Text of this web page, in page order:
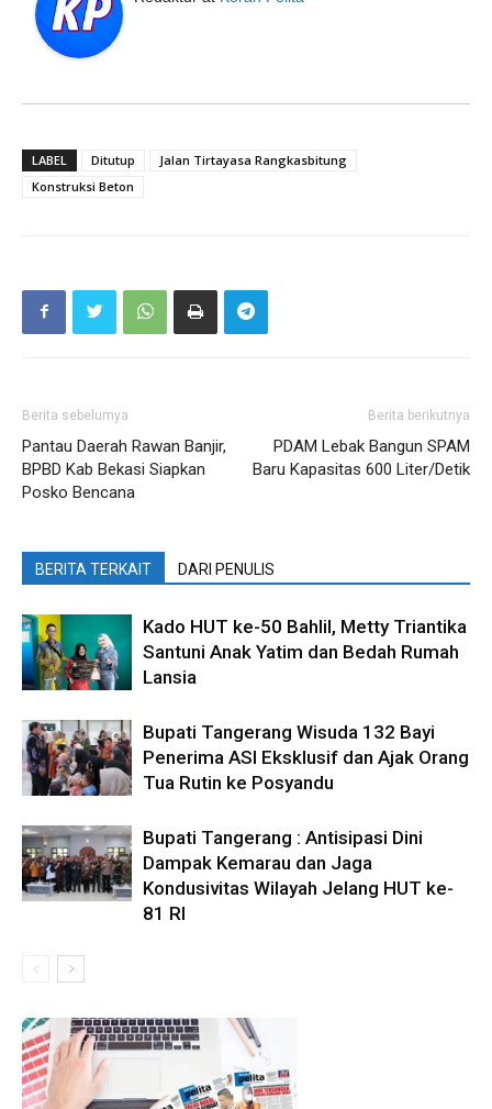
LABEL Ditutup
Jalan Tirtayasa Rangkasbitung
Konstruksi Beton
Berita sebelumya
Pantau Daerah Rawan Banjir,
BPBD Kab Bekasi Siapkan
Posko Bencana
Berita berikutnya
PDAM Lebak Bangun SPAM
Baru Kapasitas 600 Liter/Detik
BERITA TERKAIT DARI PENULIS
Kado HUT ke-50 Bahlil, Metty Triantika
Santuni Anak Yatim dan Bedah Rumah
Lansia
Bupati Tangerang Wisuda 132 Bayi
Penerima ASI Eksklusif dan Ajak Orang
Tua Rutin ke Posyandu
Bupati Tangerang : Antisipasi Dini
Dampak Kemarau dan Jaga
Kondusivitas Wilayah Jelang HUT ke-
81 RI